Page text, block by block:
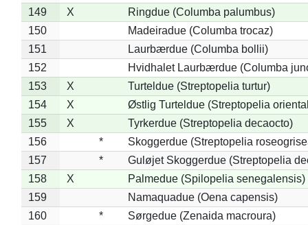
149
X
Ringdue (Columba palumbus)
150
Madeiradue (Columba trocaz)
151
Laurbærdue (Columba bollii)
152
Hvidhalet Laurbærdue (Columba
153
X
Turteldue (Streptopelia turtur)
154
X
Østlig Turteldue (Streptopelia
155
X
Tyrkerdue (Streptopelia decaocto)
156
*
Skoggerdue (Streptopelia
157
*
Guløjet Skoggerdue (Streptopelia
158
X
Palmedue (Spilopelia senegalensis)
159
Namaquadue (Oena capensis)
160
*
Sørgedue (Zenaida macroura)